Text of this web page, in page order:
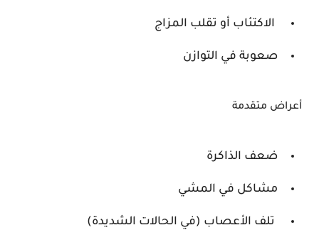
الاكتئاب أو تقلب المزاج
صعوبة في التوازن
أعراض متقدمة
ضعف الذاكرة
مشاكل في المشي
تلف الأعصاب (في الحالات الشديدة)